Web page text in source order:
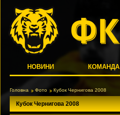
НОВИНИ КОМАНДА
Головна Фото Кубок Чернигова 2008
Кубок Чернигова 2008